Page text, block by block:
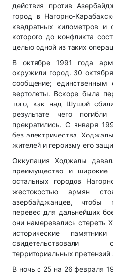
действия против
город в Нагорно-
квадратных километров и
которого до конфликта
целью одной из таких
В октябре 1991 года
окружили город. 30
сообщение; единственным
вертолеты. Вскоре была
того, как над Шушой
результате чего
прекратились. С января
без электричества.
жителей и героизму его
Оккупация Ходжалы
преимущество и широкие
остальных городов
жестокостью армян
азербайджанцев, чтобы
перевес для дальнейших
они намеревались стереть
исторические
свидетельствовали
территориальных
В ночь с 25 на 26 февраля